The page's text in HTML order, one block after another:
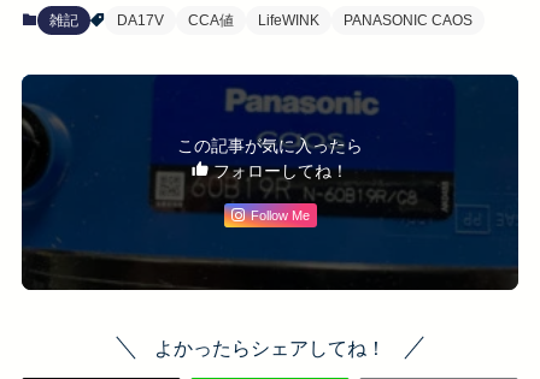
雑記 DA17V CCA値 LifeWINK PANASONIC CAOS
この記事が気に入ったら
フォローしてね！
Follow Me
よかったらシェアしてね！